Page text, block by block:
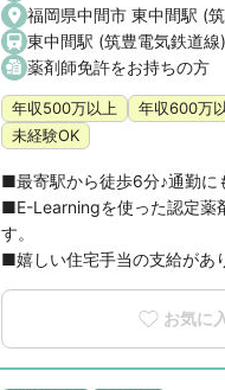
福岡県中間市 東中間駅 (
東中間駅 (筑豊電気鉄道線)
薬剤師免許をお持ちの方
年収500万以上 年収600万
未経験OK
■最寄駅から徒歩6分♪通勤に
■E-Learningを使った認定薬
す。
■嬉しい住宅手当の支給があ
お気に